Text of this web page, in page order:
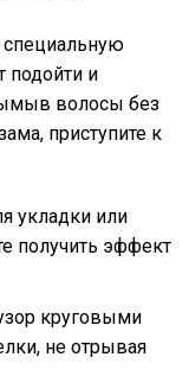
подойти и
волосы без
приступите к
укладки или
получить эффект
круговыми
не отрывая